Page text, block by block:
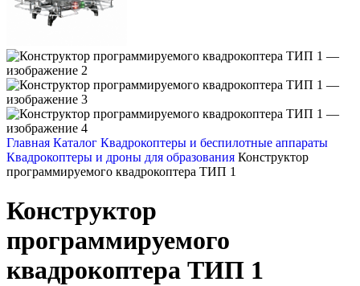
Главная Каталог Квадрокоптеры и беспилотные аппараты
Квадрокоптеры и дроны для образования Конструктор
программируемого квадрокоптера ТИП 1
Конструктор
программируемого
квадрокоптера ТИП 1